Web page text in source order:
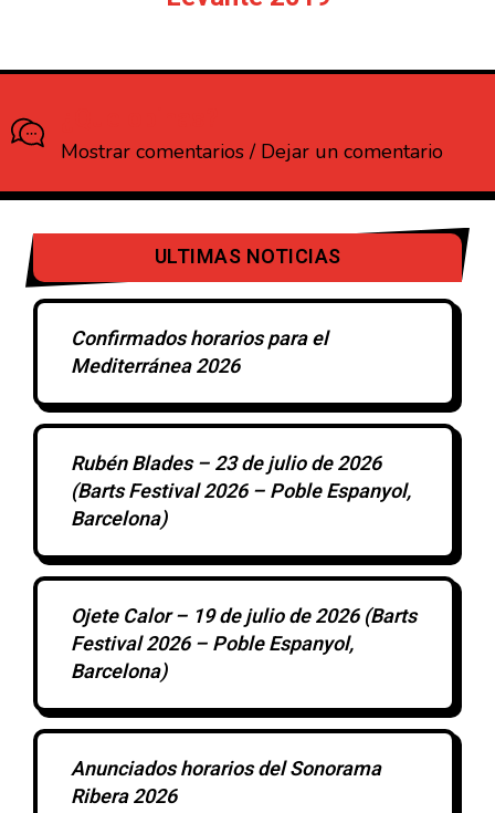
Mostrar comentarios / Dejar un comentario
ULTIMAS NOTICIAS
Confirmados horarios para el
Mediterránea 2026
Rubén Blades – 23 de julio de 2026
(Barts Festival 2026 – Poble Espanyol,
Barcelona)
Ojete Calor – 19 de julio de 2026 (Barts
Festival 2026 – Poble Espanyol,
Barcelona)
Anunciados horarios del Sonorama
Ribera 2026